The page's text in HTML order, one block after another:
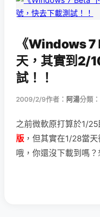
《Windows 7
天，其實到2/
試！！
2009/2/9作者： 阿湯分類：
之前微軟原打算於1/
版 ，但其實在1/28當天
哦，你還沒下載到嗎